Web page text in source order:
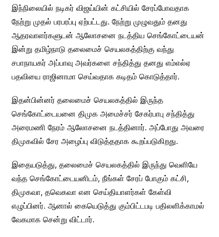
இந்நிலையில் நடிகர் விஜய்யின் கட்சியில் சேரப்போவதாக
நேற்று முதல் பரபரப்பு ஏற்பட்டது. நேற்று முழுவதும் தனது
ஆதரவாளர்களுடன் ஆலோசனை நடத்திய செங்கோட்டையன்
இன்று தமிழ்நாடு தலைமைச் செயலகத்திற்கு வந்து
சபாநாயகர் அப்பாவு அவர்களை சந்தித்து தனது எம்எல்ஏ
பதவியை ராஜினாமா செய்வதாக கடிதம் கொடுத்தார்.
இதன்பின்னர் தலைமைச் செயலகத்தில் இருந்த
செங்கோட்டையனை திமுக அமைச்சர் சேகர்பாபு சந்தித்து
அரைமணி நேரம் ஆலோசனை நடத்தினார். அப்போது அவரை
திமுகவில் சேர அழைப்பு விடுத்ததாக கூறப்படுகிறது.
இதையடுத்து, தலைமைச் செயலகத்தில் இருந்து வெளியே
வந்த செங்கோட்டையனிடம், நீங்கள் சேரப் போகும் கட்சி,
திமுகவா, தவெகவா என செய்தியாளர்கள் கேள்வி
எழுப்பினர். ஆனால் கையெடுத்து கும்பிட்டபடி பதிலளிக்காமல்
வேகமாக சென்று விட்டார்.